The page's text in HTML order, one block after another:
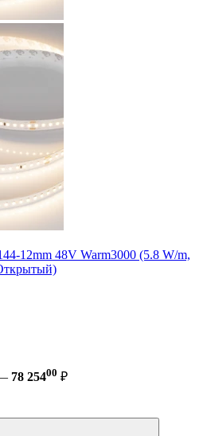
12mm 48V Warm3000 (5.8 W/m,
78 25400 ₽